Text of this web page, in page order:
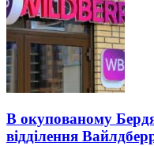
В окупованому
відділення